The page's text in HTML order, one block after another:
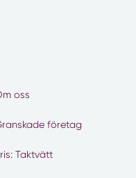
oss
företag
Taktvätt